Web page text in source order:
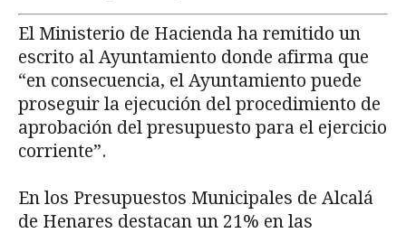
El Ministerio de Hacienda ha remitido un
escrito al Ayuntamiento donde afirma que
“en consecuencia, el Ayuntamiento puede
proseguir la ejecución del procedimiento de
aprobación del presupuesto para el ejercicio
corriente”.
En los Presupuestos Municipales de Alcalá
de Henares destacan un 21% en las